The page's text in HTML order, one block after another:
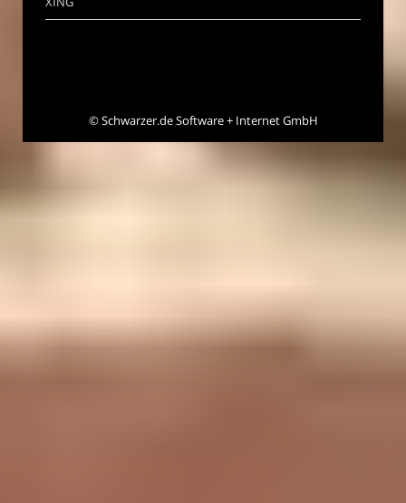
©Schwarzer.de Software + Internet GmbH